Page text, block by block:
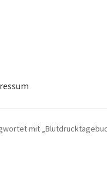
von Bewertungen
mit